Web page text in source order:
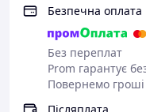
Безпечна оплата
Без переплат
Prom гарантує
Повернемо гроші